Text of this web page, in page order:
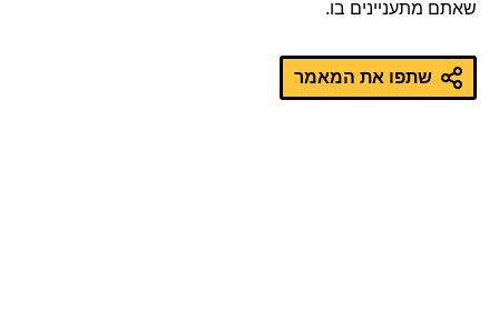
שאתם מתעניינים בו.
שתפו את המאמר